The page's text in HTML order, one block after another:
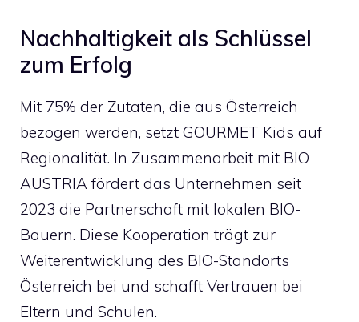
Nachhaltigkeit als Schlüssel
zum Erfolg
Mit 75% der Zutaten, die aus Österreich
bezogen werden, setzt GOURMET Kids auf
Regionalität. In Zusammenarbeit mit BIO
AUSTRIA fördert das Unternehmen seit
2023 die Partnerschaft mit lokalen BIO-
Bauern. Diese Kooperation trägt zur
Weiterentwicklung des BIO-Standorts
Österreich bei und schafft Vertrauen bei
Eltern und Schulen.